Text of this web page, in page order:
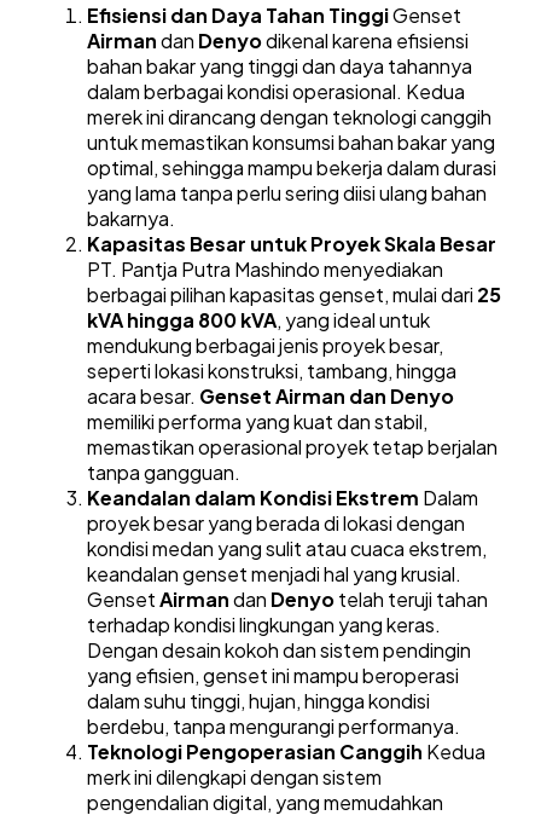
Efisiensi dan Daya Tahan TinggiGenset
Airmandan Denyodikenal karena efisiensi
bahan bakar yang tinggi dan daya tahannya
dalam berbagai kondisi operasional. Kedua
merek ini dirancang dengan teknologi canggih
untuk memastikan konsumsi bahan bakar yang
optimal, sehingga mampu bekerja dalam durasi
yang lama tanpa perlu sering diisi ulang bahan
bakarnya.
Kapasitas Besar untuk Proyek Skala Besar
PT. Pantja Putra Mashindo menyediakan
berbagai pilihan kapasitas genset, mulai dari 25
kVA hingga 800 kVA, yang ideal untuk
mendukung berbagai jenis proyek besar,
seperti lokasi konstruksi, tambang, hingga
acara besar. Genset Airman dan Denyo
memiliki performa yang kuat dan stabil,
memastikan operasional proyek tetap berjalan
tanpa gangguan.
Keandalan dalam Kondisi Ekstrem Dalam
proyek besar yang berada di lokasi dengan
kondisi medan yang sulit atau cuaca ekstrem,
keandalan genset menjadi hal yang krusial.
GensetAirmandan Denyotelah teruji tahan
terhadap kondisi lingkungan yang keras.
Dengan desain kokoh dan sistem pendingin
yang efisien, genset ini mampu beroperasi
dalam suhu tinggi, hujan, hingga kondisi
berdebu, tanpa mengurangi performanya.
Teknologi Pengoperasian Canggih Kedua
merk ini dilengkapi dengan sistem
pengendalian digital, yang memudahkan